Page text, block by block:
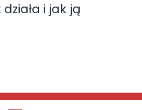
i jak ją